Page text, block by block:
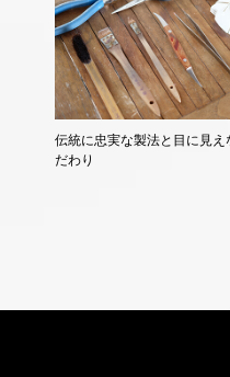
伝統に忠実な製法と目に見え
だわり